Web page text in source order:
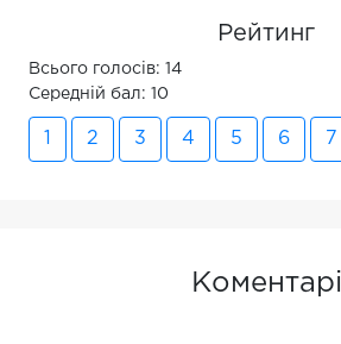
Рейтинг
Всього голосів: 14
Середній бал: 10
2 3 4 5 6 7
Коментарі